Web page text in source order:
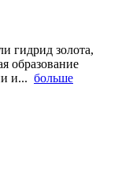
гидрид золота,
образование
и... больше